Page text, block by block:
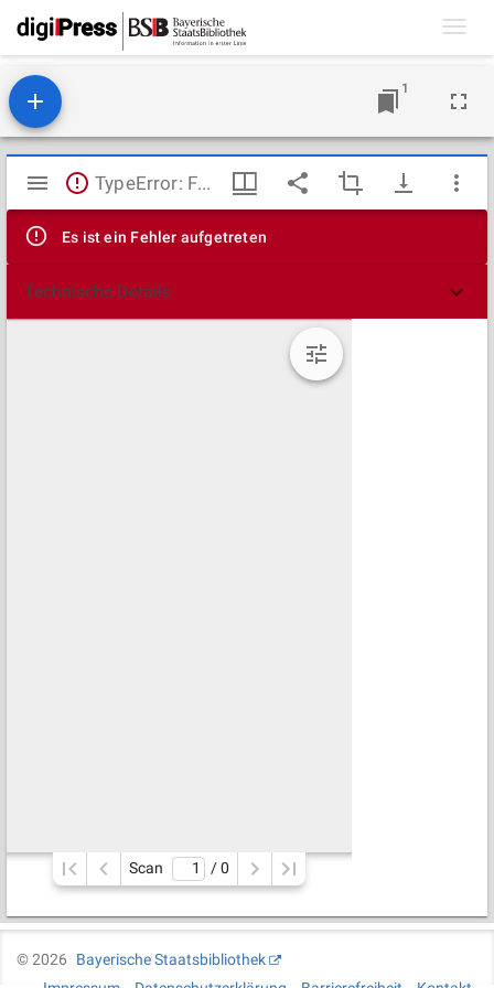
1
Mirador
Viewer
TypeError: Failed to fetch
Es ist ein Fehler aufgetreten
Technische Details
Scan / 0
©2026
Bayerische Staatsbibliothek